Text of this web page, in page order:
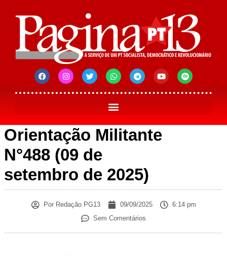
Orientação Militante
N°488 (09 de
setembro de 2025)
PorRedação PG13 09/09/2025
6:14 pm
Sem Comentários